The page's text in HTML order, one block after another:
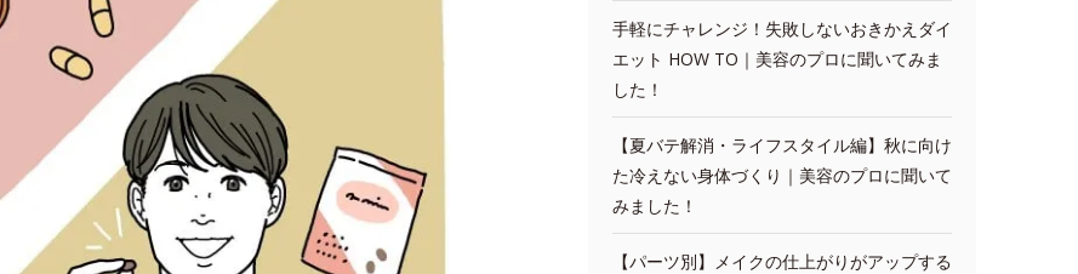
手軽にチャレンジ！失敗しないおきかえダイ
エット HOW TO｜美容のプロに聞いてみま
した！
【夏バテ解消・ライフスタイル編】秋に向け
た冷えない身体づくり｜美容のプロに聞いて
みました！
【パーツ別】メイクの仕上がりがアップする